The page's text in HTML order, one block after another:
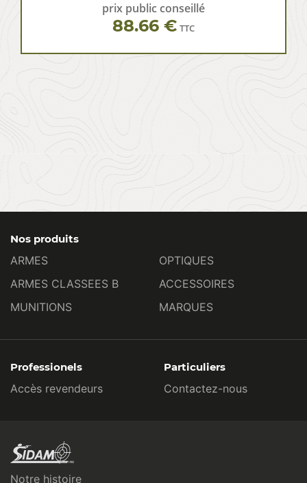
prix public conseillé
88.66 € TTC
Nos produits
ARMES
ARMES CLASSEES B
MUNITIONS
OPTIQUES
ACCESSOIRES
MARQUES
Professionels
Accès revendeurs
Particuliers
Contactez-nous
Notre histoire